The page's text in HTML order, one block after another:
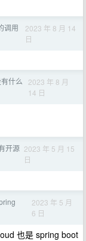
调用
2023 年 8 月 14
日
什么
2023 年 8 月
14 日
开源 2023 年 5 月 15
日
2023 年 5 月
6 日
也是 spring boot